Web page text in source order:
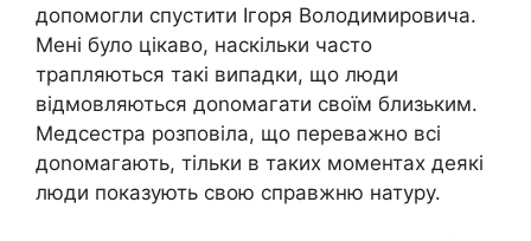
допомогли спустити Ігоря Володимировича.
Мені було цікаво, наскільки часто
трапляються такі випадки, що люди
відмовляються доnомагати своїм близьким.
Медсестра розповіла, що переважно всі
доnомагають, тільки в таких моментах деякі
люди показують свою справжню натуру.